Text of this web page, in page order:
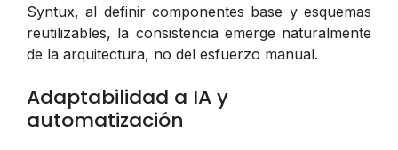
Syntux, al definir componentes base y esquemas
reutilizables, la consistencia emerge naturalmente
de la arquitectura, no del esfuerzo manual.
Adaptabilidad a IA y
automatización